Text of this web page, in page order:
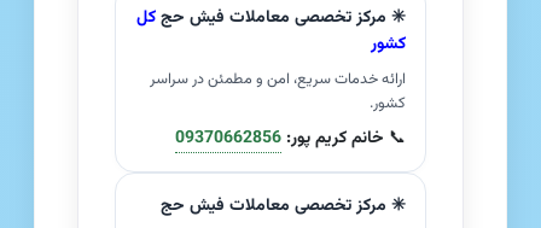
✳️ مرکز تخصصی معاملات فیش حجکل
کشور
ارائه خدمات سریع، امن و مطمئن در سراسر
کشور.
📞 خانم کریم پور: 09370662856
✳️ مرکز تخصصی معاملات فیش حج